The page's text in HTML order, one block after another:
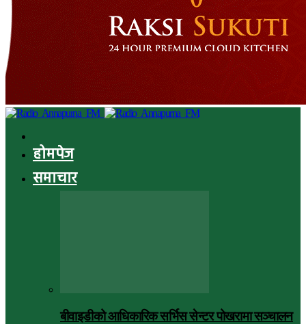
होमपेज
समाचार
बीवाइडीको आधिकारिक सर्भिस सेन्टर पोखरामा सञ्चालन